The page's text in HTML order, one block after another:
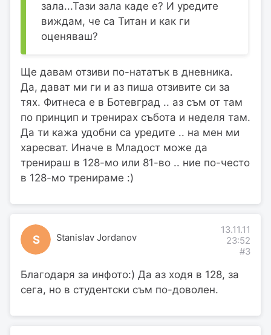
зала...Тази зала каде е? И уредите
виждам, че са Титан и как ги
оценяваш?
Ще давам отзиви по-нататък в дневника.
Да, дават ми ги и аз пиша отзивите си за
тях. Фитнеса е в Ботевград .. аз съм от там
по принцип и тренирах събота и неделя там.
Да ти кажа удобни са уредите .. на мен ми
харесват. Иначе в Младост може да
тренираш в 128-мо или 81-во .. ние по-често
в 128-мо тренираме :)
S Stanislav Jordanov
13.11.11
23:52
#3
Благодаря за инфото:) Да аз ходя в 128, за
сега, но в студентски съм по-доволен.